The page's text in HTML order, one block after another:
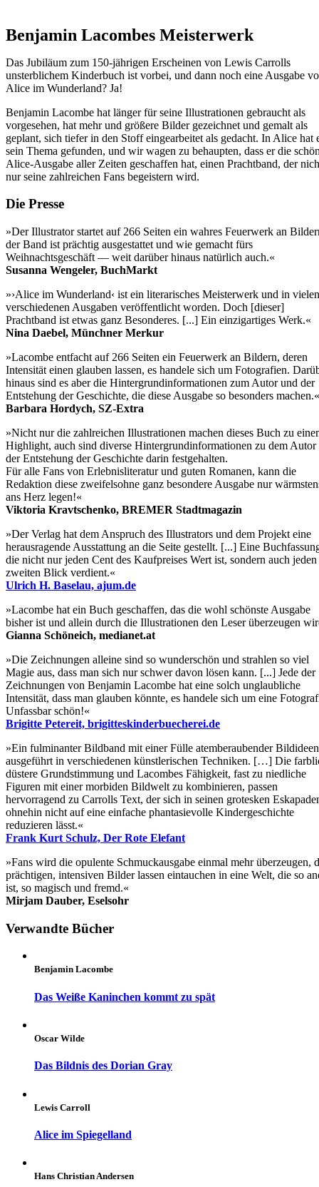
Benjamin Lacombes Meisterwerk
Das Jubiläum zum 150-jährigen Erscheinen von Lewis Carrolls
unsterblichem Kinderbuch ist vorbei, und dann noch eine Ausgabe
Alice im Wunderland? Ja!
Benjamin Lacombe hat länger für seine Illustrationen gebraucht als
vorgesehen, hat mehr und größere Bilder gezeichnet und gemalt als
geplant, sich tiefer in den Stoff eingearbeitet als gedacht. In Alice hat
sein Thema gefunden, und wir wagen zu behaupten, dass er die
Alice-Ausgabe aller Zeiten geschaffen hat, einen Prachtband, der
nur seine zahlreichen Fans begeistern wird.
Die Presse
»Der Illustrator startet auf 266 Seiten ein wahres Feuerwerk an
der Band ist prächtig ausgestattet und wie gemacht fürs
Weihnachtsgeschäft — weit darüber hinaus natürlich auch.«
Susanna Wengeler, BuchMarkt
»›Alice im Wunderland‹ ist ein literarisches Meisterwerk und in vielen
verschiedenen Ausgaben veröffentlicht worden. Doch [dieser]
Prachtband ist etwas ganz Besonderes. [...] Ein einzigartiges Werk.«
Nina Daebel, Münchner Merkur
»Lacombe entfacht auf 266 Seiten ein Feuerwerk an Bildern, deren
Intensität einen glauben lassen, es handele sich um Fotografien.
hinaus sind es aber die Hintergrundinformationen zum Autor und der
Entstehung der Geschichte, die diese Ausgabe so besonders machen.«
Barbara Hordych, SZ-Extra
»Nicht nur die zahlreichen Illustrationen machen dieses Buch zu
Highlight, auch sind diverse Hintergrundinformationen zu dem Autor
der Entstehung der Geschichte darin festgehalten.
Für alle Fans von Erlebnisliteratur und guten Romanen, kann die
Redaktion diese zweifelsohne ganz besondere Ausgabe nur
ans Herz legen!«
Viktoria Kravtschenko, BREMER Stadtmagazin
»Der Verlag hat dem Anspruch des Illustrators und dem Projekt eine
herausragende Ausstattung an die Seite gestellt. [...] Eine
die nicht nur jeden Cent des Kaufpreises Wert ist, sondern auch jeden
zweiten Blick verdient.«
Ulrich H. Baselau, ajum.de
»Lacombe hat ein Buch geschaffen, das die wohl schönste Ausgabe
bisher ist und allein durch die Illustrationen den Leser überzeugen
Gianna Schöneich, medianet.at
»Die Zeichnungen alleine sind so wunderschön und strahlen so viel
Magie aus, dass man sich nur schwer davon lösen kann. [...] Jede der
Zeichnungen von Benjamin Lacombe hat eine solch unglaubliche
Intensität, dass man glauben könnte, es handele sich um eine
Unfassbar schön!«
Brigitte Petereit, brigitteskinderbuecherei.de
»Ein fulminanter Bildband mit einer Fülle atemberaubender
ausgeführt in verschiedenen künstlerischen Techniken. […] Die
düstere Grundstimmung und Lacombes Fähigkeit, fast zu niedliche
Figuren mit einer morbiden Bildwelt zu kombinieren, passen
hervorragend zu Carrolls Text, der sich in seinen grotesken
ohnehin nicht auf eine einfache phantasievolle Kindergeschichte
reduzieren lässt.«
Frank Kurt Schulz, Der Rote Elefant
»Fans wird die opulente Schmuckausgabe einmal mehr überzeugen,
prächtigen, intensiven Bilder lassen eintauchen in eine Welt, die so
ist, so magisch und fremd.«
Mirjam Dauber, Eselsohr
Verwandte Bücher
Benjamin Lacombe
Das Weiße Kaninchen kommt zu spät
Oscar Wilde
Das Bildnis des Dorian Gray
Lewis Carroll
Alice im Spiegelland
Hans Christian Andersen